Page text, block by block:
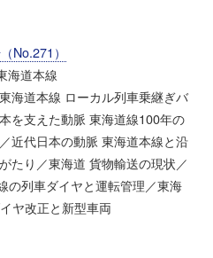
No.271）
海道本線
海道本線 ローカル列車乗継ぎバ
を支えた動脈 東海道線100年の
近代日本の動脈 東海道本線と沿
たり／東海道 貨物輸送の現状／
の列車ダイヤと運転管理／東海
ヤ改正と新型車両